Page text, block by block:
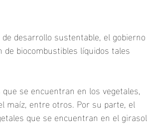
desarrollo sustentable, el gobierno
biocombustibles líquidos tales
se encuentran en los vegetales,
maíz, entre otros. Por su parte, el
que se encuentran en el girasol